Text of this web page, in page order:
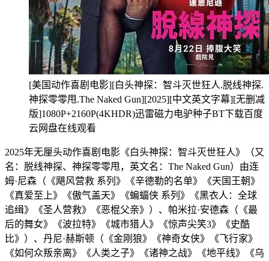
[美国动作喜剧电影][白头神探：智斗灭世狂人.脱线神探.
神探零零甩.The Naked Gun][2025][中文英文字幕][无删减
版]1080P+2160P(4KHDR)迅雷磁力电驴种子BT下载百度
云网盘在线观看
2025年无厘头动作喜剧电影《白头神探：智斗灭世狂人》（又
名：脱线神探、神探零零甩，英文名：The Naked Gun）由连
姆·尼森（《飓风营救 系列》《辛德勒的名单》《天国王朝》
《真爱至上》《傲气盖天》《蝙蝠侠 系列》《黑衣人：全球
追缉》《圣人营救》《恶棍父亲》）、帕米拉·安德森（《最
后的舞女》《波拉特》《城市猎人》《惊声尖笑3》《史酷
比》）、丹尼·赫斯顿（《金刚狼》《神奇女侠》《飞行家》
《如何众叛亲离》《人类之子》《诸神之战》《地平线》《乌